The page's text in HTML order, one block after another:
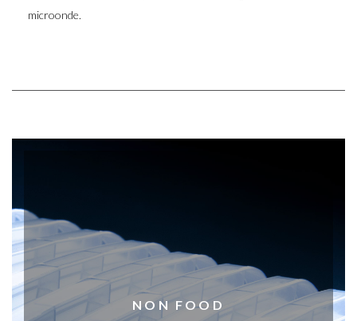
microonde.
NON FOOD